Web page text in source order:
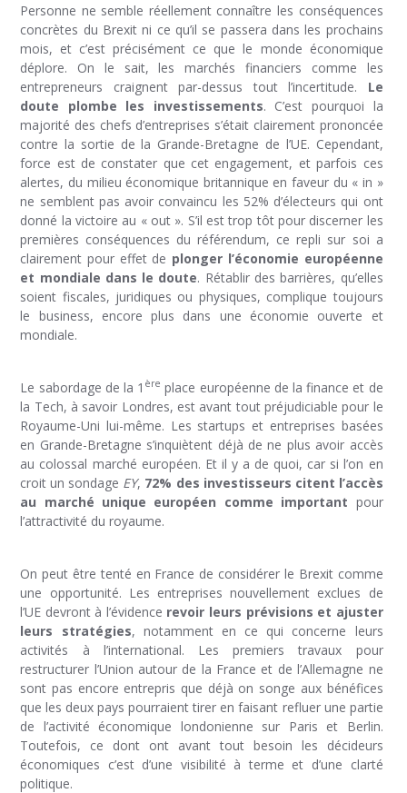
Personne ne semble réellement connaître les conséquences
concrètes du Brexit ni ce qu’il se passera dans les prochains
mois, et c’est précisément ce que le monde économique
déplore. On le sait, les marchés financiers comme les
entrepreneurs craignent par-dessus tout l’incertitude. Le
doute plombe les investissements. C’est pourquoi la
majorité des chefs d’entreprises s’était clairement prononcée
contre la sortie de la Grande-Bretagne de l’UE. Cependant,
force est de constater que cet engagement, et parfois ces
alertes, du milieu économique britannique en faveur du « in »
ne semblent pas avoir convaincu les 52% d’électeurs qui ont
donné la victoire au « out ». S’il est trop tôt pour discerner les
premières conséquences du référendum, ce repli sur soi a
clairement pour effet de plonger l’économie européenne
et mondiale dans le doute. Rétablir des barrières, qu’elles
soient fiscales, juridiques ou physiques, complique toujours
le business, encore plus dans une économie ouverte et
mondiale.
Le sabordage de la 1 ère place européenne de la finance et de
la Tech, à savoir Londres, est avant tout préjudiciable pour le
Royaume-Uni lui-même. Les startups et entreprises basées
en Grande-Bretagne s’inquiètent déjà de ne plus avoir accès
au colossal marché européen. Et il y a de quoi, car si l’on en
croit un sondage EY, 72% des investisseurs citent l’accès
au marché unique européen comme important pour
l’attractivité du royaume.
On peut être tenté en France de considérer le Brexit comme
une opportunité. Les entreprises nouvellement exclues de
l’UE devront à l’évidence revoir leurs prévisions et ajuster
leurs stratégies, notamment en ce qui concerne leurs
activités à l’international. Les premiers travaux pour
restructurer l’Union autour de la France et de l’Allemagne ne
sont pas encore entrepris que déjà on songe aux bénéfices
que les deux pays pourraient tirer en faisant refluer une partie
de l’activité économique londonienne sur Paris et Berlin.
Toutefois, ce dont ont avant tout besoin les décideurs
économiques c’est d’une visibilité à terme et d’une clarté
politique.